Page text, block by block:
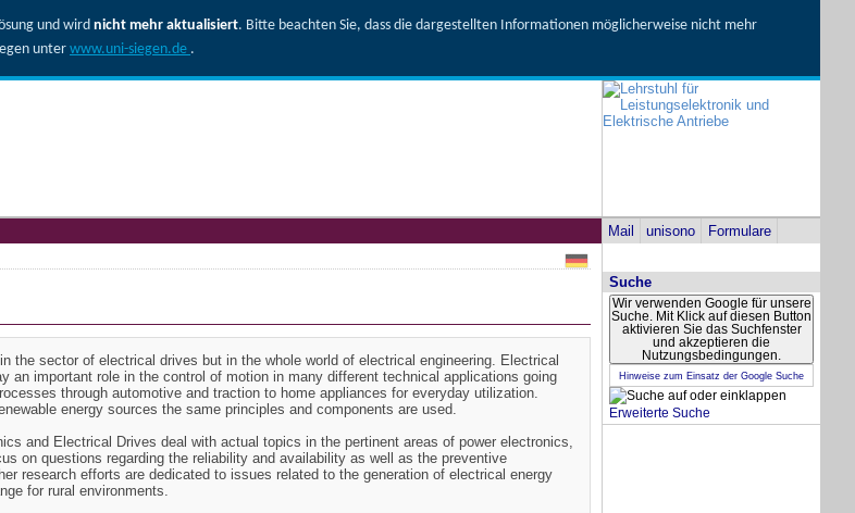
und wird nicht mehr aktualisiert. Bitte beachten Sie, dass die dargestellten Informationen möglicherweise nicht mehr
unter www.uni-siegen.de .
Mail unisono Formulare
Suche
Wir verwenden Google für unsere
Suche. Mit Klick auf diesen Button
aktivieren Sie das Suchfenster
und akzeptieren die
Nutzungsbedingungen.
Hinweise zum Einsatz der Google Suche
Erweiterte Suche
the sector of electrical drives but in the whole world of electrical engineering. Electrical
an important role in the control of motion in many different technical applications going
through automotive and traction to home appliances for everyday utilization.
energy sources the same principles and components are used.
and Electrical Drives deal with actual topics in the pertinent areas of power electronics,
on questions regarding the reliability and availability as well as the preventive
research efforts are dedicated to issues related to the generation of electrical energy
for rural environments.